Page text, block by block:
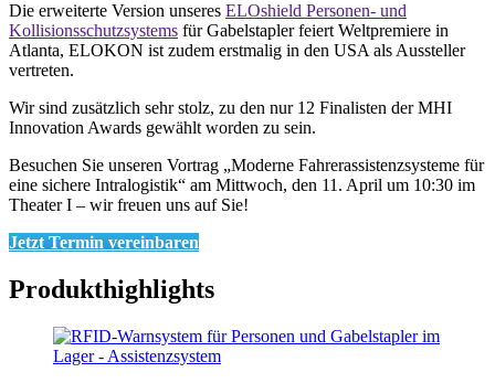
Die erweiterte Version unseres ELOshield Personen- und
Kollisionsschutzsystems für Gabelstapler feiert Weltpremiere in
Atlanta, ELOKON ist zudem erstmalig in den USA als Aussteller
vertreten.
Wir sind zusätzlich sehr stolz, zu den nur 12 Finalisten der MHI
Innovation Awards gewählt worden zu sein.
Besuchen Sie unseren Vortrag „Moderne Fahrerassistenzsysteme für
eine sichere Intralogistik“ am Mittwoch, den 11. April um 10:30 im
Theater I – wir freuen uns auf Sie!
Jetzt Termin vereinbaren
Produkthighlights